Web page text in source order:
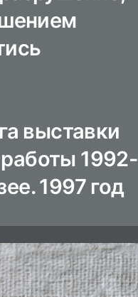
выставки
1992-
1997 год